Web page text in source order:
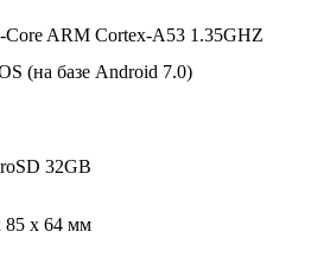
Core ARM Cortex-A53 1.35GHZ
(на базе Android 7.0)
32GB
85 x 64 мм